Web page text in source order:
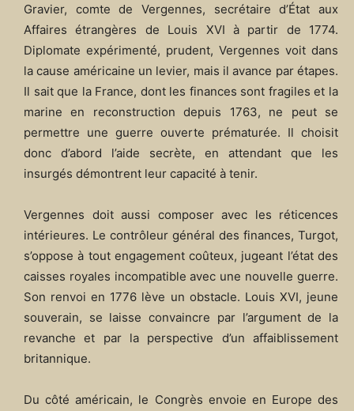
Gravier, comte de Vergennes, secrétaire d’État aux
Affaires étrangères de Louis XVI à partir de 1774.
Diplomate expérimenté, prudent, Vergennes voit dans
la cause américaine un levier, mais il avance par étapes.
Il sait que la France, dont les finances sont fragiles et la
marine en reconstruction depuis 1763, ne peut se
permettre une guerre ouverte prématurée. Il choisit
donc d’abord l’aide secrète, en attendant que les
insurgés démontrent leur capacité à tenir.
Vergennes doit aussi composer avec les réticences
intérieures. Le contrôleur général des finances, Turgot,
s’oppose à tout engagement coûteux, jugeant l’état des
caisses royales incompatible avec une nouvelle guerre.
Son renvoi en 1776 lève un obstacle. Louis XVI, jeune
souverain, se laisse convaincre par l’argument de la
revanche et par la perspective d’un affaiblissement
britannique.
Du côté américain, le Congrès envoie en Europe des